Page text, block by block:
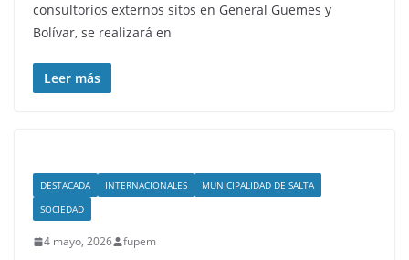
consultorios externos sitos en General Guemes y
Bolívar, se realizará en
Leer más
DESTACADA INTERNACIONALES
MUNICIPALIDAD DE SALTA
SOCIEDAD
4 mayo, 2026 fupem